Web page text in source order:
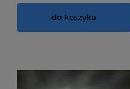
do koszyka